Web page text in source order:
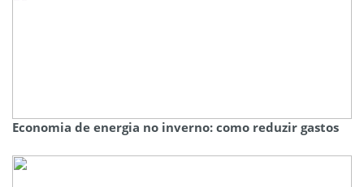
Economia de energia no inverno: como reduzir gastos